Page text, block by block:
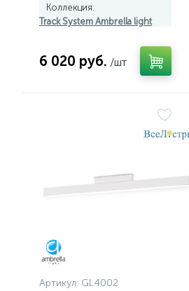
Коллекция:
Track System Ambrella light
6 020 руб. /шт
Артикул: GL4002